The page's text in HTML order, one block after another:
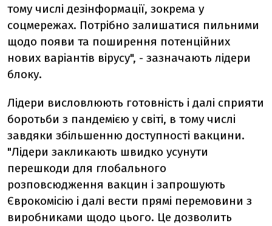
тому числі дезінформації, зокрема у
соцмережах. Потрібно залишатися пильними
щодо появи та поширення потенційних
нових варіантів вірусу", - зазначають лідери
блоку.
Лідери висловлюють готовність і далі сприяти
боротьби з пандемією у світі, в тому числі
завдяки збільшенню доступності вакцини.
"Лідери закликають швидко усунути
перешкоди для глобального
розповсюдження вакцин і запрошують
Єврокомісію і далі вести прямі перемовини з
виробниками щодо цього. Це дозволить